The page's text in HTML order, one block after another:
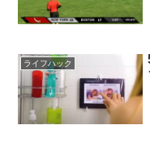
ライフハック